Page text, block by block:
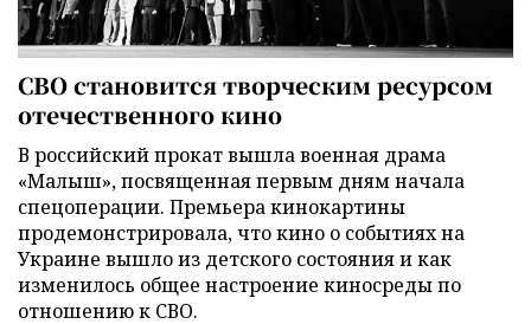
СВО становится творческим ресурсом
отечественного кино
В российский прокат вышла военная драма
«Малыш», посвященная первым дням начала
спецоперации. Премьера кинокартины
продемонстрировала, что кино о событиях на
Украине вышло из детского состояния и как
изменилось общее настроение киносреды по
отношению к СВО.